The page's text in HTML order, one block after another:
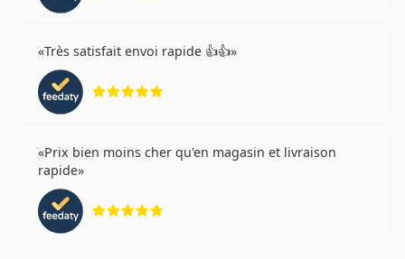
Très satisfait envoi rapide 👍👍
Prix bien moins cher qu'en magasin et livraison
rapide